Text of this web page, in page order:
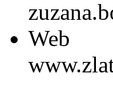
Web